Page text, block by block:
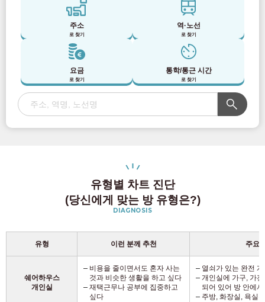
주소
로 찾기
역·노선
로 찾기
요금
로 찾기
통학/통근 시간
로 찾기
유형별 차트 진단
(당신에게 맞는 방 유형은?)
DIAGNOSIS
유형 이런 분께 추천 주요
쉐어하우스
개인실
비용을 줄이면서도 혼자 사는
것과 비슷한 생활을 하고 싶다
재택근무나 공부에 집중하고
싶다
열쇠가 있는 완전
개인실에 가구, 가
되어 있어 방 안에
주방, 화장실, 욕실